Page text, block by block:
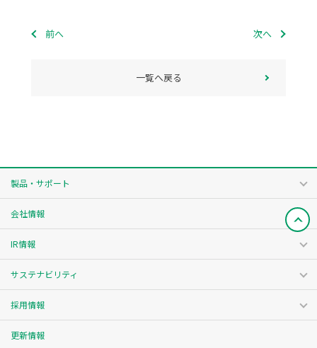
前へ 次へ
一覧へ戻る
製品・サポート
会社情報
IR情報
サステナビリティ
採用情報
更新情報